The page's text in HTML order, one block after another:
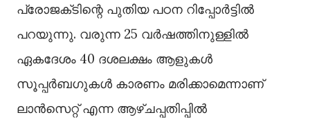
പ്രോജക്‌ടിന്റെ പുതിയ പഠന റിപ്പോർട്ടില്‍
പറയുന്നു. വരുന്ന 25 വർഷത്തിനുള്ളില്‍
ഏകദേശം 40 ദശലക്ഷം ആളുകള്‍
സൂപ്പർബഗുകള്‍ കാരണം മരിക്കാമെന്നാണ്
ലാൻസെറ്റ് എന്ന ആഴ്‌ചപ്പതിപ്പില്‍